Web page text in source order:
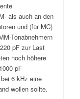
als auch an den
und (für MC)
Tonabnehmern
pF zur Last
noch höhere
pF
6 kHz eine
wollen sollte.